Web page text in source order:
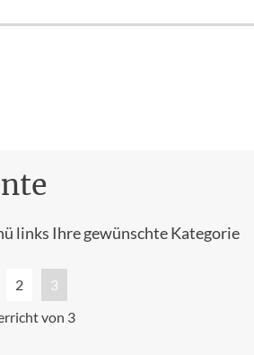
links Ihre gewünschte Kategorie
2
3
von 3